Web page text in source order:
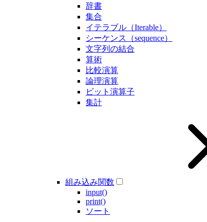
辞書
集合
イテラブル（Iterable）
シーケンス（sequence）
文字列の結合
算術
比較演算
論理演算
ビット演算子
集計
組み込み関数
input()
print()
ソート